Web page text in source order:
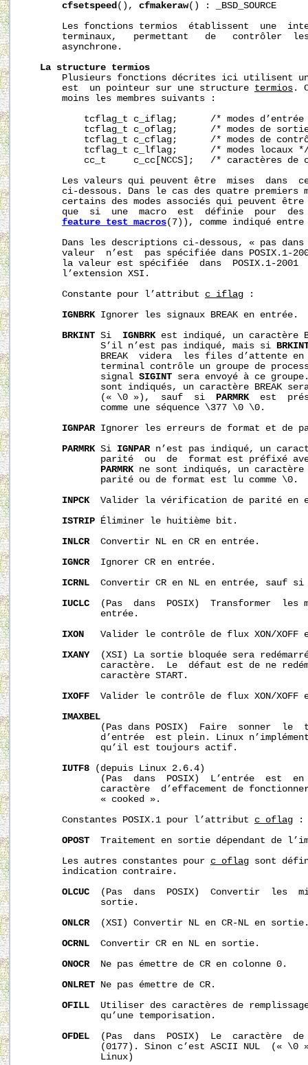
cfsetspeed(), cfmakeraw() : _BSD_SOURCE
Les fonctions termios  établissent  une
terminaux,   permettant   de   contrôler
       asynchrone.
La structure termios
Plusieurs fonctions décrites ici utilisent
       est  un pointeur sur une structure
termios .
       moins les membres suivants :
tcflag_t c_iflag;      /* modes d’entrée
tcflag_t c_oflag;      /* modes de
tcflag_t c_cflag;      /* modes de
tcflag_t c_lflag;      /* modes locaux
cc_t     c_cc[NCCS];   /* caractères de
Les valeurs qui peuvent être  mises  dans
ci-dessous. Dans le cas des quatre premiers
certains des modes associés qui peuvent
que  si  une  macro  est  définie  pour
feature_test_macros(7)), comme indiqué
Dans les descriptions ci-dessous, « pas
valeur  n’est  pas spécifiée dans POSIX.1-
la valeur est spécifiée  dans  POSIX.1-2001
       l’extension XSI.
       Constante pour l’attribut
c_iflag :
IGNBRK Ignorer les signaux BREAK en entrée.
BRKINT Si IGNBRK est indiqué, un caractère
              S’il n’est pas indiqué, mais si
BREAK  videra  les files d’attente
terminal contrôle un groupe de
              signal
SIGINT sera envoyé à ce
sont indiqués, un caractère BREAK
              (« \0 »),  sauf  si
PARMRK
est
              comme une séquence \377 \0 \0.
IGNPAR Ignorer les erreurs de format et de
PARMRK Si IGNPAR n’est pas indiqué, un
parité  ou  de  format est préfixé
PARMRK ne sont indiqués, un
              parité ou de format est lu comme \0.
INPCK
Valider la vérification de parité en
ISTRIP Éliminer le huitième bit.
INLCR
  Convertir NL en CR en entrée.
IGNCR
  Ignorer CR en entrée.
ICRNL
Convertir CR en NL en entrée, sauf
IUCLC
(Pas  dans  POSIX)  Transformer  les
              entrée.
IXON
Valider le contrôle de flux XON/XOFF
IXANY
(XSI) La sortie bloquée sera
caractère.  Le  défaut est de ne
              caractère START.
IXOFF
Valider le contrôle de flux XON/XOFF
IMAXBEL
(Pas dans POSIX)  Faire  sonner  le
d’entrée  est plein. Linux
              qu’il est toujours actif.
IUTF8 (depuis Linux 2.6.4)
(Pas  dans  POSIX)  L’entrée  est
caractère  d’effacement de
              « cooked ».
       Constantes POSIX.1 pour l’attribut
c_oflag :
OPOST
Traitement en sortie dépendant de
       Les autres constantes pour
c_oflag sont
       indication contraire.
OLCUC
(Pas  dans  POSIX)  Convertir  les
              sortie.
ONLCR
(XSI) Convertir NL en CR-NL en
OCRNL
  Convertir CR en NL en sortie.
ONOCR
  Ne pas émettre de CR en colonne 0.
ONLRET Ne pas émettre de CR.
OFILL
Utiliser des caractères de
              qu’une temporisation.
OFDEL
(Pas  dans  POSIX)  Le  caractère
(0177). Sinon c’est ASCII NUL  (« \0
              Linux)